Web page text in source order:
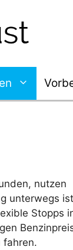
nutzen
unterwegs
Stopps
fahren.